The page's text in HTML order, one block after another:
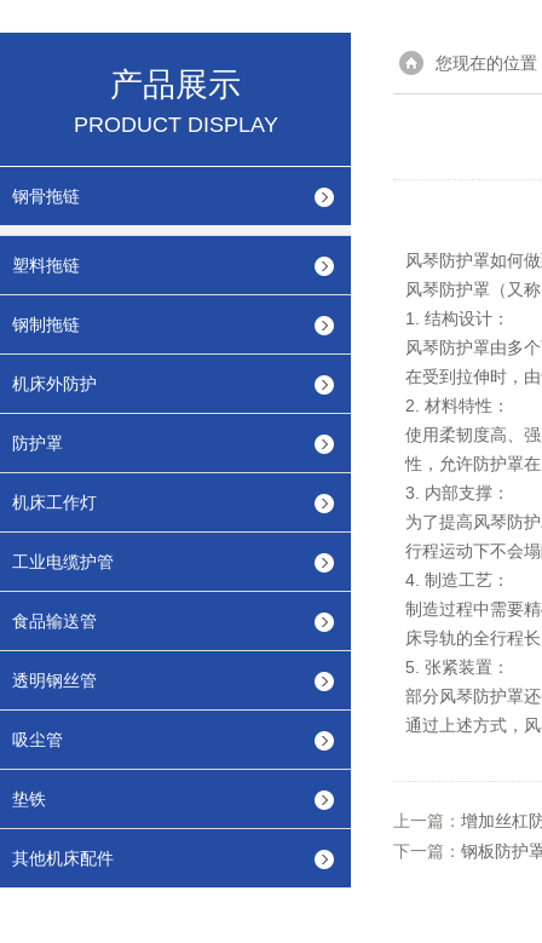
产品展示
PRODUCT DISPLAY
钢骨拖链
塑料拖链
钢制拖链
机床外防护
防护罩
机床工作灯
工业电缆护管
食品输送管
透明钢丝管
吸尘管
垫铁
其他机床配件
您现在的位置
风琴防护罩如何
风琴防护罩（又
1. 结构设计：
风琴防护罩由多
在受到拉伸时，
2. 材料特性：
使用柔韧度高、
性，允许防护罩
3. 内部支撑：
为了提高风琴防
行程运动下不会
4. 制造工艺：
制造过程中需要
床导轨的全行程
5. 张紧装置：
部分风琴防护罩
通过上述方式，
上一篇： 增加丝杠
下一篇： 钢板防护